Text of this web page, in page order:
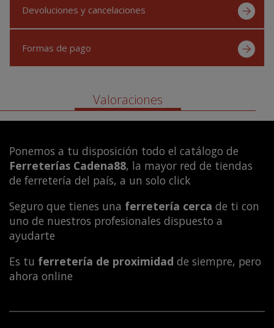
Devoluciones y cancelaciones
Formas de pago
Valoraciones
Ponemos a tu disposición todo el catálogo de
Ferreterías Cadena88, la mayor red de tiendas
de ferretería del país, a un solo click
Seguro que tienes una ferretería cerca de ti con
uno de nuestros profesionales dispuesto a
ayudarte
Es tu ferretería de proximidad de siempre, pero
ahora online